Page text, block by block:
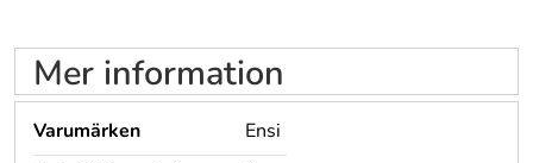
Mer information
Varumärken
Ensi